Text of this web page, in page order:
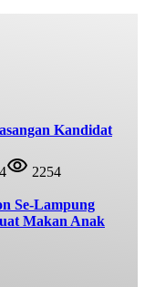
Kandidat
2254
Se-Lampung
Makan Anak